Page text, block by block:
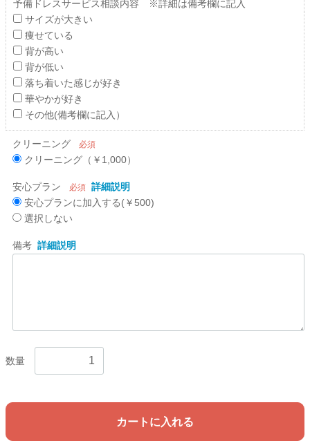
予備ドレスサービス相談内容 ※詳細は備考欄に記入
サイズが大きい
痩せている
背が高い
背が低い
落ち着いた感じが好き
華やかが好き
その他(備考欄に記入）
クリーニング 必須
クリーニング（￥1,000）
安心プラン 必須 詳細説明
安心プランに加入する(￥500)
選択しない
備考 詳細説明
数量
カートに入れる